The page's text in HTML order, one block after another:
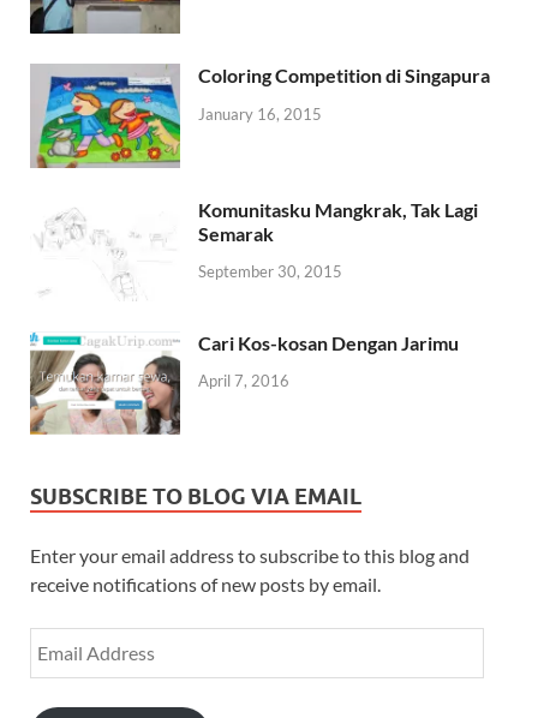
Coloring Competition di Singapura
January 16, 2015
Komunitasku Mangkrak, Tak Lagi
Semarak
September 30, 2015
Cari Kos-kosan Dengan Jarimu
April 7, 2016
SUBSCRIBE TO BLOG VIA EMAIL
Enter your email address to subscribe to this blog and
receive notifications of new posts by email.